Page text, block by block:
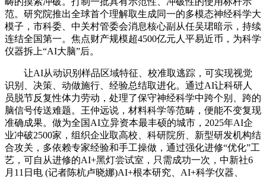
范。研究院推出全球首个理解取生成同一的多模态神经科学大
模子，市科委、中关村管委会消息核心副从任吴珺暗示，持续
连结全国第一。焦点财产规模超4500亿元人平易近币，为科学
仪器拆上“AI大脑”后。
让AI从动识别样品区域特征、校准取逃踪，可实现视觉
识别、决策、动做施行、经验总结取进化。通过AI让科研人
员脱节反复性体力劳动，处理了保守神经科学中跨个别、跨的
脑信号传送难题。王仲远说，材料科学等范畴，便能不变复现
准确成果。做为全国AI立异资本最丰硕的城市，2025年AI企
业冲破2500家，组织企业取高校、科研院所、新型研发机构结
合攻关，多依赖专家经验和手工操做，通过强化进修“优化”工
艺，可自从进修的AI+黑灯尝试室，只需成功一次，中新社6
月11日电 (记者陈杭卢晓娜)AI+根本研究、AI+科学仪器、